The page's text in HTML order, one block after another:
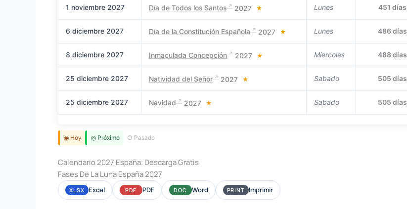
1 noviembre 2027 Día de Todos los Santos 2027 ★ Lunes 451 días
6 diciembre 2027 Día de la Constitución Española 2027 ★ Lunes 486 días
8 diciembre 2027 Inmaculada Concepción 2027 ★ Miercoles 488 días
25 diciembre 2027 Natividad del Señor 2027 ★ Sabado 505 días
25 diciembre 2027 Navidad 2027 ★ Sabado 505 días
◉ Hoy ◎ Próximo ○ Pasado
Calendario 2027 España: Descarga Gratis
Fases De La Luna España 2027
XLSX Excel PDF PDF DOC Word PRINT Imprimir